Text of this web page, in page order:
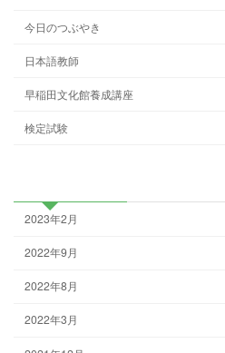
今日のつぶやき
日本語教師
早稲田文化館養成講座
検定試験
2023年2月
2022年9月
2022年8月
2022年3月